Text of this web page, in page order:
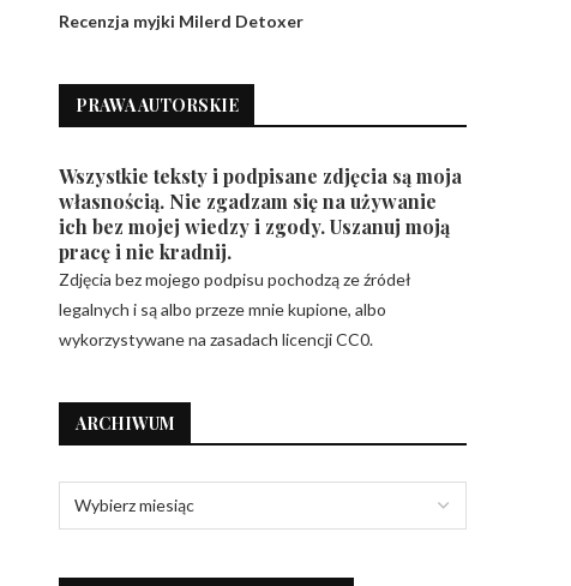
Mój własny sklep internetowy – czy
1 lipca 2021
True Italian Taste,
8 czerwca 2021
Recenzja myjki Milerd Detoxer
PRAWA AUTORSKIE
Wszystkie teksty i podpisane zdjęcia są moja
własnością. Nie zgadzam się na używanie
ich bez mojej wiedzy i zgody. Uszanuj moją
pracę i nie kradnij.
Zdjęcia bez mojego podpisu pochodzą ze źródeł
legalnych i są albo przeze mnie kupione, albo
wykorzystywane na zasadach licencji CC0.
ARCHIWUM